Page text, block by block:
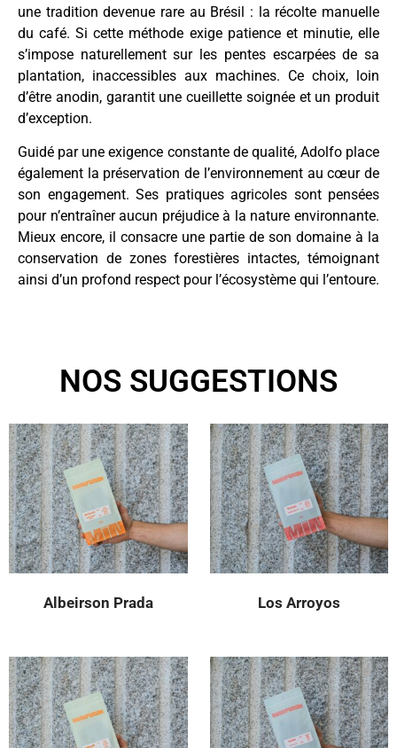
une tradition devenue rare au Brésil : la récolte manuelle
du café. Si cette méthode exige patience et minutie, elle
s’impose naturellement sur les pentes escarpées de sa
plantation, inaccessibles aux machines. Ce choix, loin
d’être anodin, garantit une cueillette soignée et un produit
d’exception.
Guidé par une exigence constante de qualité, Adolfo place
également la préservation de l’environnement au cœur de
son engagement. Ses pratiques agricoles sont pensées
pour n’entraîner aucun préjudice à la nature environnante.
Mieux encore, il consacre une partie de son domaine à la
conservation de zones forestières intactes, témoignant
ainsi d’un profond respect pour l’écosystème qui l’entoure.
NOS SUGGESTIONS
Albeirson Prada Los Arroyos